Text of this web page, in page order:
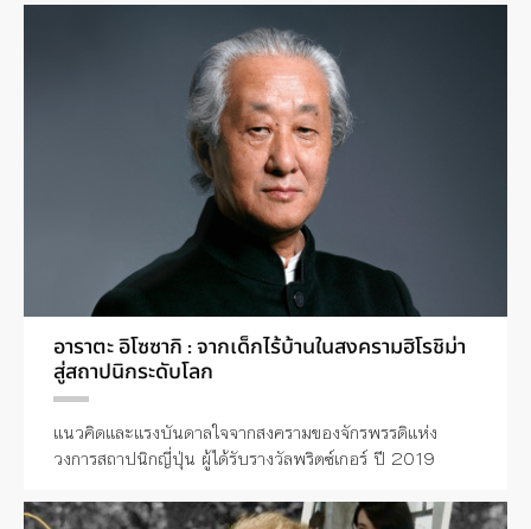
อาราตะ อิโซซากิ : จากเด็กไร้บ้านในสงครามฮิโรชิม่า
สู่สถาปนิกระดับโลก
แนวคิดและแรงบันดาลใจจากสงครามของจักรพรรดิแห่ง
วงการสถาปนิกญี่ปุ่น ผู้ได้รับรางวัลพริตซ์เกอร์ ปี 2019